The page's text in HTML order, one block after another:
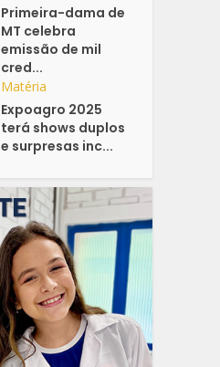
Primeira-dama de
MT celebra
emissão de mil
cred...
Matéria
Expoagro 2025
terá shows duplos
e surpresas inc...